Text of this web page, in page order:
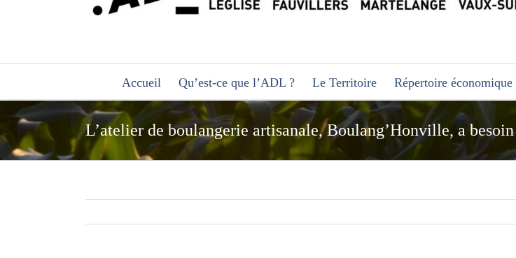
Accueil Qu’est-ce que l’ADL ? Le Territoire Répertoire économique
L’atelier de boulangerie artisanale, Boulang’Honville, a